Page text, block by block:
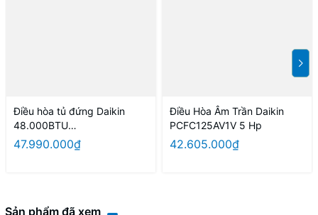
Điều hòa tủ đứng Daikin
48.000BTU
FVC140AV1V/RC140AGY1V 3
47.990.000₫
Điều Hòa Âm Trần Daikin
PCFC125AV1V 5 Hp
42.605.000₫
Sản phẩm đã xem